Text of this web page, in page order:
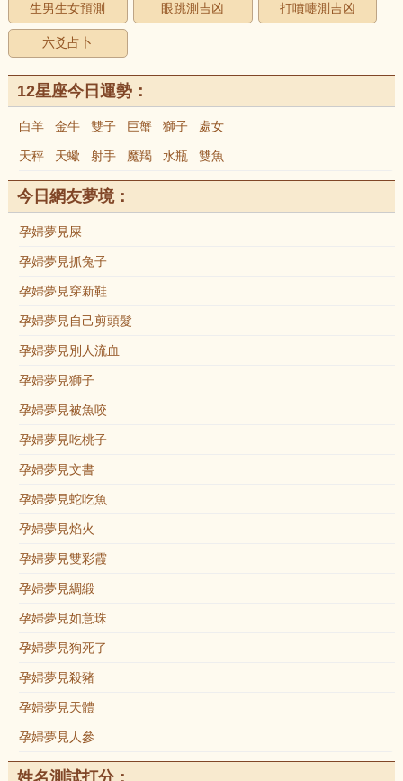
生男生女預測 眼跳測吉凶 打噴嚏測吉凶
六爻占卜
12星座今日運勢：
白羊 金牛 雙子 巨蟹 獅子 處女
天秤 天蠍 射手 魔羯 水瓶 雙魚
今日網友夢境：
孕婦夢見屎
孕婦夢見抓兔子
孕婦夢見穿新鞋
孕婦夢見自己剪頭髮
孕婦夢見別人流血
孕婦夢見獅子
孕婦夢見被魚咬
孕婦夢見吃桃子
孕婦夢見文書
孕婦夢見蛇吃魚
孕婦夢見焰火
孕婦夢見雙彩霞
孕婦夢見綢緞
孕婦夢見如意珠
孕婦夢見狗死了
孕婦夢見殺豬
孕婦夢見天體
孕婦夢見人參
姓名測試打分：